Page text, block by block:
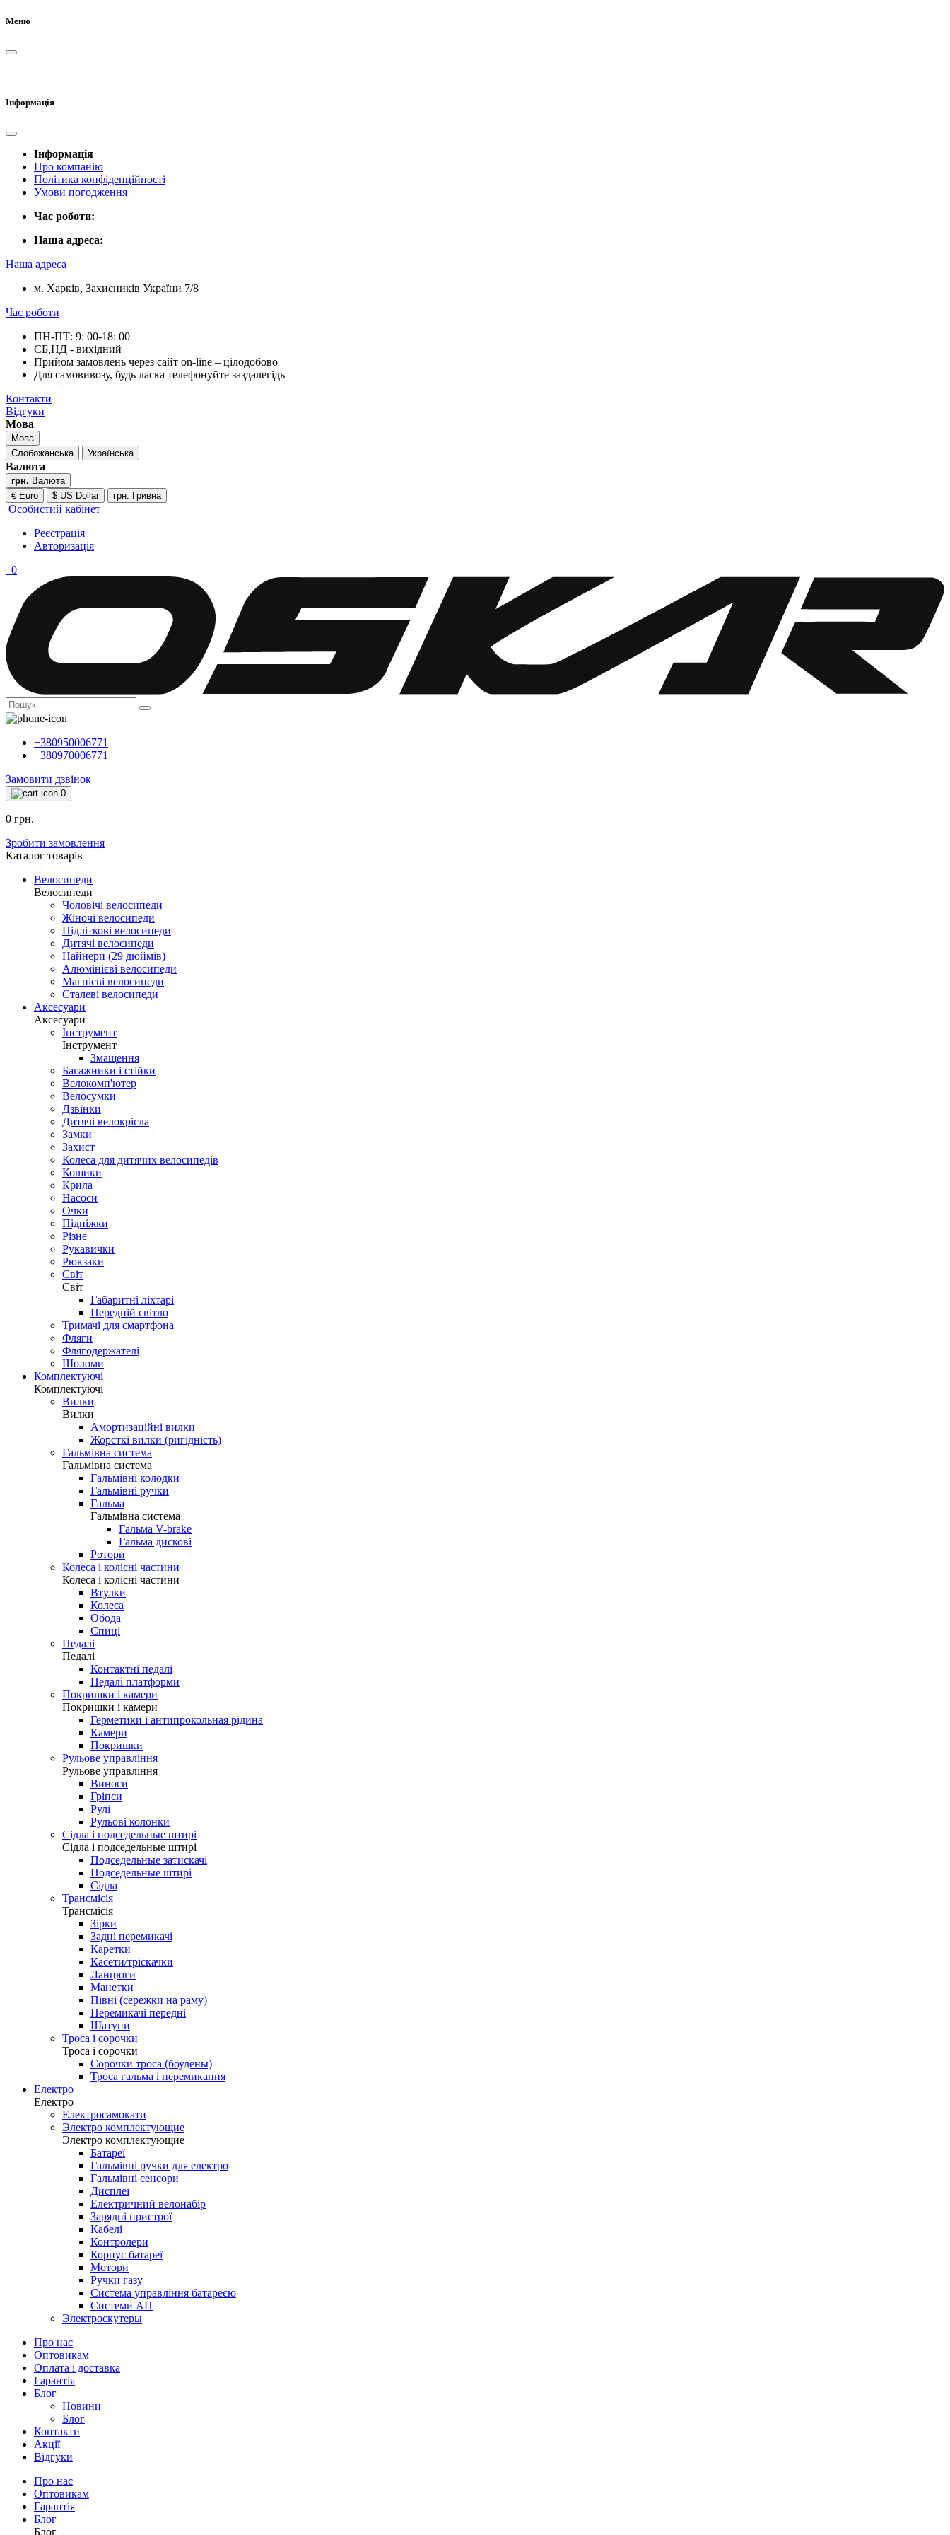
Меню
Інформація
Інформація
Про компанію
Політика конфіденційності
Умови погодження
Час роботи:
Наша адреса:
Наша адреса
м. Харків, Захисників України 7/8
Час роботи
ПН-ПТ: 9: 00-18: 00
СБ,НД - вихідний
Прийом замовлень через сайт on-line – цілодобово
Для самовивозу, будь ласка телефонуйте заздалегідь
Контакти
Відгуки
Мова
Мова
Слобожанська
Українська
Валюта
грн. Валюта
€ Euro
$ US Dollar грн. Гривна
Особистий кабінет
Реєстрація
Авторизація
0
+380950006771
+380970006771
Замовити дзвінок
0
0 грн.
Зробити замовлення
Каталог товарiв
Велосипеди
Велосипеди
Чоловічі велосипеди
Жіночі велосипеди
Підліткові велосипеди
Дитячі велосипеди
Найнери (29 дюймів)
Алюмінієві велосипеди
Магнієві велосипеди
Сталеві велосипеди
Аксесуари
Аксесуари
Інструмент
Інструмент
Змащення
Багажники і стійки
Велокомп'ютер
Велосумки
Дзвінки
Дитячі велокрісла
Замки
Захист
Колеса для дитячих велосипедів
Кошики
Крила
Насоси
Очки
Підніжки
Різне
Рукавички
Рюкзаки
Світ
Світ
Габаритні ліхтарі
Передній світло
Тримачі для смартфона
Фляги
Флягодержателі
Шоломи
Комплектуючі
Комплектуючі
Вилки
Вилки
Амортизаційні вилки
Жорсткі вилки (ригідність)
Гальмівна система
Гальмівна система
Гальмівні колодки
Гальмівні ручки
Гальма
Гальмівна система
Гальма V-brake
Гальма дискові
Ротори
Колеса і колісні частини
Колеса і колісні частини
Втулки
Колеса
Обода
Спиці
Педалі
Педалі
Контактні педалі
Педалі платформи
Покришки і камери
Покришки і камери
Герметики і антипрокольная рідина
Камери
Покришки
Рульове управління
Рульове управління
Виноси
Гріпси
Рулі
Рульові колонки
Сідла і подседельные штирі
Сідла і подседельные штирі
Подседельные затискачі
Подседельные штирі
Сідла
Трансмісія
Трансмісія
Зірки
Задні перемикачі
Каретки
Касети/тріскачки
Ланцюги
Манетки
Півні (сережки на раму)
Перемикачі передні
Шатуни
Троса і сорочки
Троса і сорочки
Сорочки троса (боудены)
Троса гальма і перемикання
Електро
Електро
Електросамокати
Электро комплектующие
Электро комплектующие
Батареї
Гальмівні ручки для електро
Гальмівні сенсори
Дисплеї
Електричний велонабір
Зарядні пристрої
Кабелі
Контролери
Корпус батареї
Мотори
Ручки газу
Система управління батареєю
Системи АП
Электроскутеры
Про нас
Оптовикам
Оплата і доставка
Гарантія
Блог
Новини
Блог
Контакти
Акції
Відгуки
Про нас
Оптовикам
Гарантія
Блог
Блог